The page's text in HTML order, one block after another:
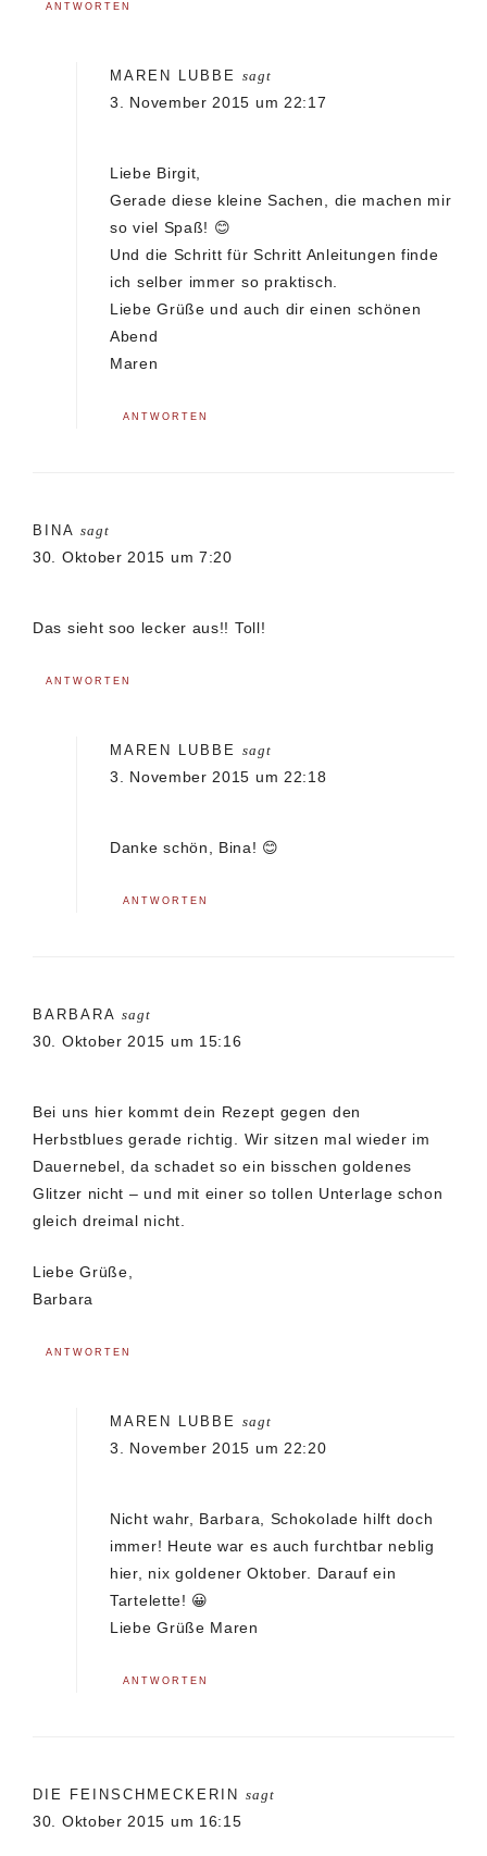
ANTWORTEN
MAREN LUBBE sagt
3. November 2015 um 22:17
Liebe Birgit,
Gerade diese kleine Sachen, die machen mir
so viel Spaß! 😊
Und die Schritt für Schritt Anleitungen finde
ich selber immer so praktisch.
Liebe Grüße und auch dir einen schönen
Abend
Maren
ANTWORTEN
BINA sagt
30. Oktober 2015 um 7:20
Das sieht soo lecker aus!! Toll!
ANTWORTEN
MAREN LUBBE sagt
3. November 2015 um 22:18
Danke schön, Bina! 😊
ANTWORTEN
BARBARA sagt
30. Oktober 2015 um 15:16
Bei uns hier kommt dein Rezept gegen den
Herbstblues gerade richtig. Wir sitzen mal wieder im
Dauernebel, da schadet so ein bisschen goldenes
Glitzer nicht – und mit einer so tollen Unterlage schon
gleich dreimal nicht.
Liebe Grüße,
Barbara
ANTWORTEN
MAREN LUBBE sagt
3. November 2015 um 22:20
Nicht wahr, Barbara, Schokolade hilft doch
immer! Heute war es auch furchtbar neblig
hier, nix goldener Oktober. Darauf ein
Tartelette! 😀
Liebe Grüße Maren
ANTWORTEN
DIE FEINSCHMECKERIN sagt
30. Oktober 2015 um 16:15